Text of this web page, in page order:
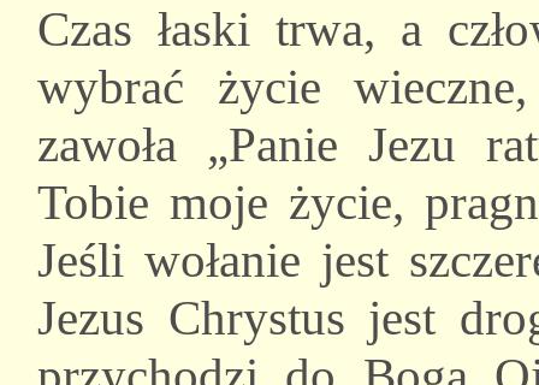
Czas łaski trwa, a
wybrać życie
zawoła „Panie Jezu
Tobie moje życie,
Jeśli wołanie jest
Jezus Chrystus jest